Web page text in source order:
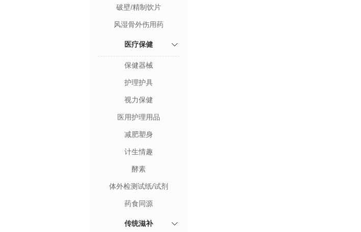
破壁/精制饮片
风湿骨外伤用药
医疗保健
保健器械
护理护具
视力保健
医用护理用品
减肥塑身
计生情趣
酵素
体外检测试纸/试剂
药食同源
传统滋补